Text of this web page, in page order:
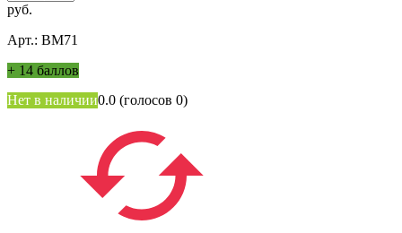
руб.
Арт.: ВМ71
+ 14 баллов
Нет в наличии0.0 (голосов 0)